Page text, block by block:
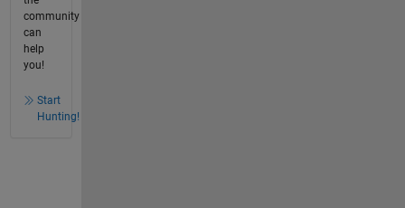
community
can
help
you!
Start
Hunting!